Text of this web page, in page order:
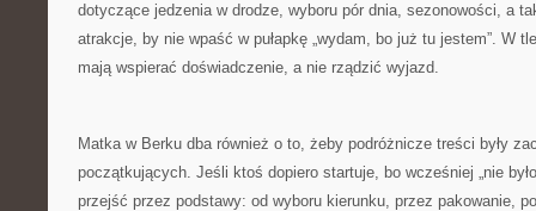
dotyczące jedzenia w drodze, wyboru pór dnia, sezonowości, a
atrakcje, by nie wpaść w pułapkę „wydam, bo już tu jestem”. W
mają wspierać doświadczenie, a nie rządzić wyjazd.
Matka w Berku dba również o to, żeby podróżnicze treści były
początkujących. Jeśli ktoś dopiero startuje, bo wcześniej „nie
przejść przez podstawy: od wyboru kierunku, przez pakowanie,